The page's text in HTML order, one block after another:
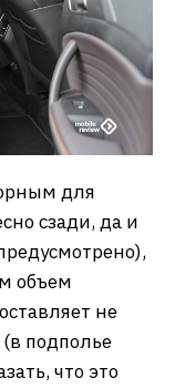
для
сзади, да и
объем
не
подполье
что это